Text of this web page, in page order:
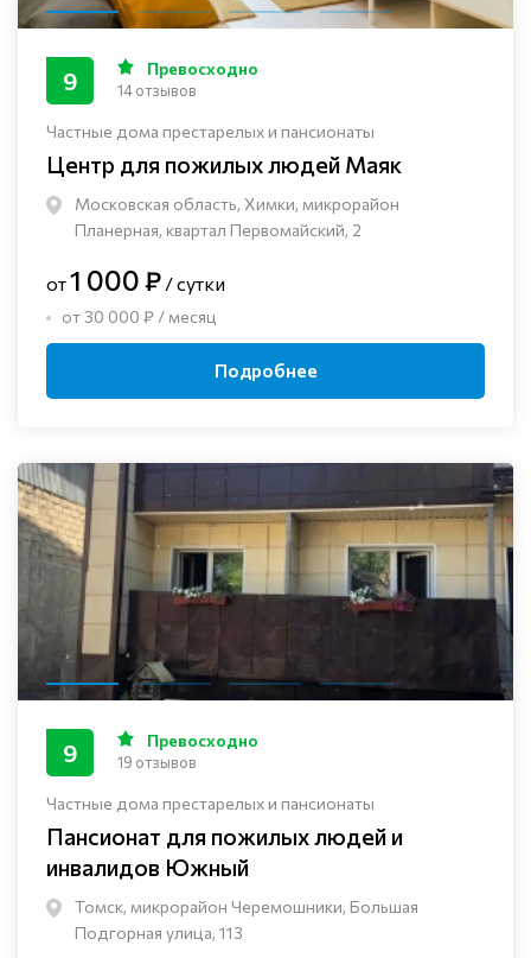
Частные дома престарелых и пансионаты
Центр для пожилых людей Маяк
Московская область, Химки, микрорайон
Планерная, квартал Первомайский, 2
9 Превосходно
14 отзывов
от1 000 ₽ / сутки
от 30 000 ₽ / месяц
Подробнее
Частные дома престарелых и пансионаты
Пансионат для пожилых людей и
инвалидов Южный
Томск, микрорайон Черемошники, Большая
Подгорная улица, 113
9 Превосходно
19 отзывов